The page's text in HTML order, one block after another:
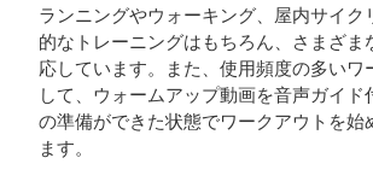
ランニングやウォーキング、屋内サイク
的なトレーニングはもちろん、さまざま
応しています。また、使用頻度の多いワ
して、ウォームアップ動画を音声ガイド
の準備ができた状態でワークアウトを始
ます。